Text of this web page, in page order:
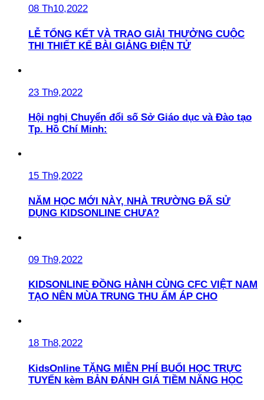
08 Th10,2022
LỄ TỔNG KẾT VÀ TRAO GIẢI THƯỞNG CUỘC
THI THIẾT KẾ BÀI GIẢNG ĐIỆN TỬ
23 Th9,2022
Hội nghị Chuyển đổi số Sở Giáo dục và Đào tạo
Tp. Hồ Chí Minh:
15 Th9,2022
NĂM HỌC MỚI NÀY, NHÀ TRƯỜNG ĐÃ SỬ
DỤNG KIDSONLINE CHƯA?
09 Th9,2022
KIDSONLINE ĐỒNG HÀNH CÙNG CFC VIỆT NAM
TẠO NÊN MÙA TRUNG THU ẤM ÁP CHO
18 Th8,2022
KidsOnline TẶNG MIỄN PHÍ BUỔI HỌC TRỰC
TUYẾN kèm BẢN ĐÁNH GIÁ TIỀM NĂNG HỌC